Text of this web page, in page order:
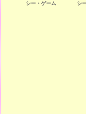
シー・ゲーム
シ